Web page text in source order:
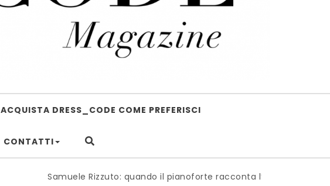
ACQUISTA DRESS_CODE COME PREFERISCI
CONTATTI
Samuele Rizzuto: quando il pianoforte racconta l’anima dell’Italia